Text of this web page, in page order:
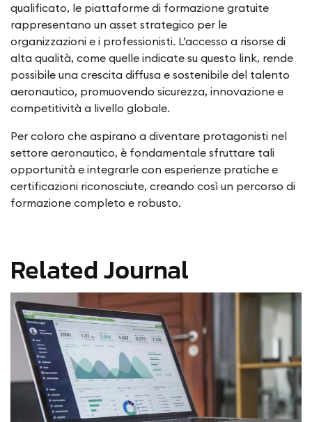
qualificato, le piattaforme di formazione gratuite
rappresentano un asset strategico per le
organizzazioni e i professionisti. L’accesso a risorse di
alta qualità, come quelle indicate su questo link, rende
possibile una crescita diffusa e sostenibile del talento
aeronautico, promuovendo sicurezza, innovazione e
competitività a livello globale.
Per coloro che aspirano a diventare protagonisti nel
settore aeronautico, è fondamentale sfruttare tali
opportunità e integrarle con esperienze pratiche e
certificazioni riconosciute, creando così un percorso di
formazione completo e robusto.
Related Journal